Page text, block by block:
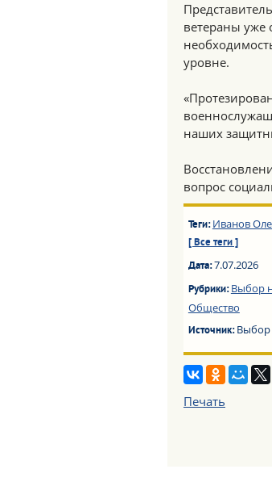
ветераны уже
уровне.
наших
вопрос
Теги: Иванов
[ Все теги ]
Дата:7.07.2026
Рубрики:Выбор
Общество
Источник:Выбор
Печать